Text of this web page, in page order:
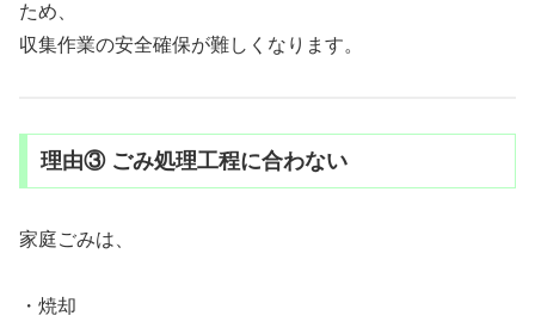
ため、
収集作業の安全確保が難しくなります。
理由③ ごみ処理工程に合わない
家庭ごみは、
・焼却